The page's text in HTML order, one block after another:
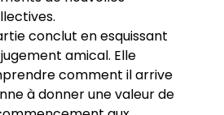
conclut en esquissant
amical. Elle
comment il arrive
à donner une valeur de